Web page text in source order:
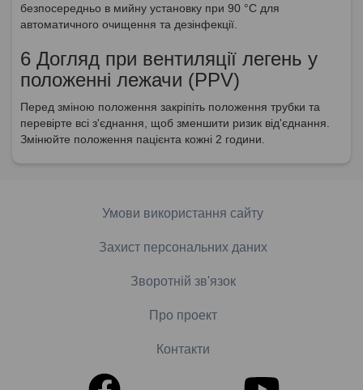
безпосередньо в мийну установку при 90 °C для
автоматичного очищення та дезінфекції.
6 Догляд при вентиляції легень у
положенні лежачи (PPV)
Перед зміною положення закріпіть положення трубки та
перевірте всі з'єднання, щоб зменшити ризик від'єднання.
Змінюйте положення пацієнта кожні 2 години.
Умови використання сайту
Захист персональних даних
Зворотній зв'язок
Про проект
Контакти